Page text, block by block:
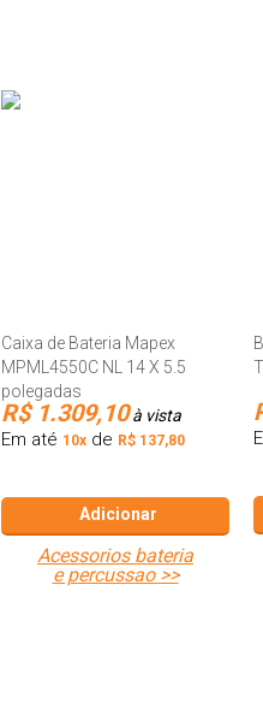
Caixa de Bateria Mapex
MPML4550C NL 14 X 5.5
polegadas
R$ 1.309,10à vista
Em até 10x de R$ 137,80
Adicionar
acessorios bateria
e percussao >>